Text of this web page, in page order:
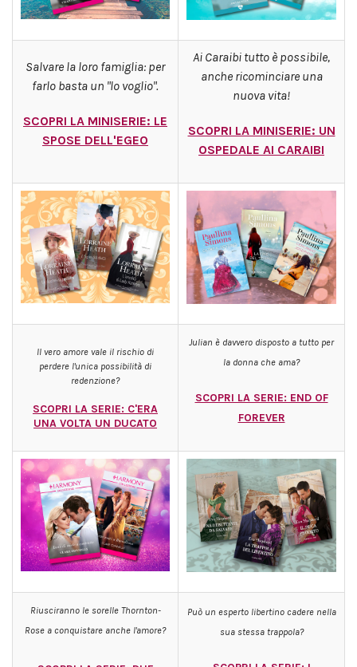
Salvare la loro famiglia: per
farlo basta un "lo voglio".
SCOPRI LA MINISERIE: LE
SPOSE DELL'EGEO
Ai Caraibi tutto è possibile,
anche ricominciare una
nuova vita!
SCOPRI LA MINISERIE: UN
OSPEDALE AI CARAIBI
Il vero amore vale il rischio di
perdere l'unica possibilità di
redenzione?
SCOPRI LA SERIE: C'ERA
UNA VOLTA UN DUCATO
Julian è davvero disposto a tutto per
la donna che ama?
SCOPRI LA SERIE: END OF
FOREVER
Riusciranno le sorelle Thornton-
Rose a conquistare anche l'amore?
Può un esperto libertino cadere nella
sua stessa trappola?